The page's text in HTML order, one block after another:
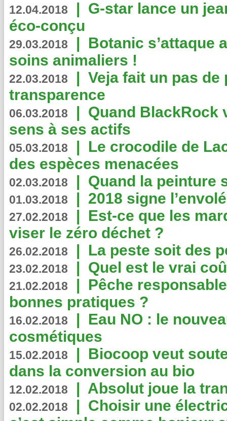
12.04.2018 | G-star lance un
éco-conçu
29.03.2018 | Botanic s’attaque
soins animaliers !
22.03.2018 | Veja fait un pas de
transparence
06.03.2018 | Quand BlackRock
sens à ses actifs
05.03.2018 | Le crocodile de
des espèces menacées
02.03.2018 | Quand la peinture
01.03.2018 | 2018 signe
27.02.2018 | Est-ce que les
viser le zéro déchet ?
26.02.2018 | La peste soit des
23.02.2018 | Quel est le vrai
21.02.2018 | Pêche
bonnes pratiques ?
16.02.2018 | Eau NO : le
cosmétiques
15.02.2018 | Biocoop veut
dans la conversion au bio
12.02.2018 | Absolut joue la
02.02.2018 | Choisir une